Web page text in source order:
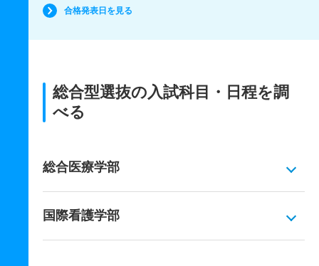
合格発表日を見る
総合型選抜の入試科目・日程を調
べる
総合医療学部
国際看護学部